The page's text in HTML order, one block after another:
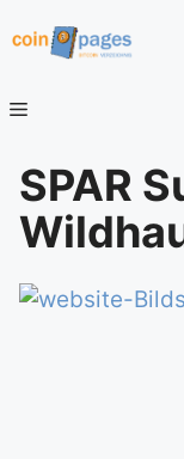
Inhalt
SPAR